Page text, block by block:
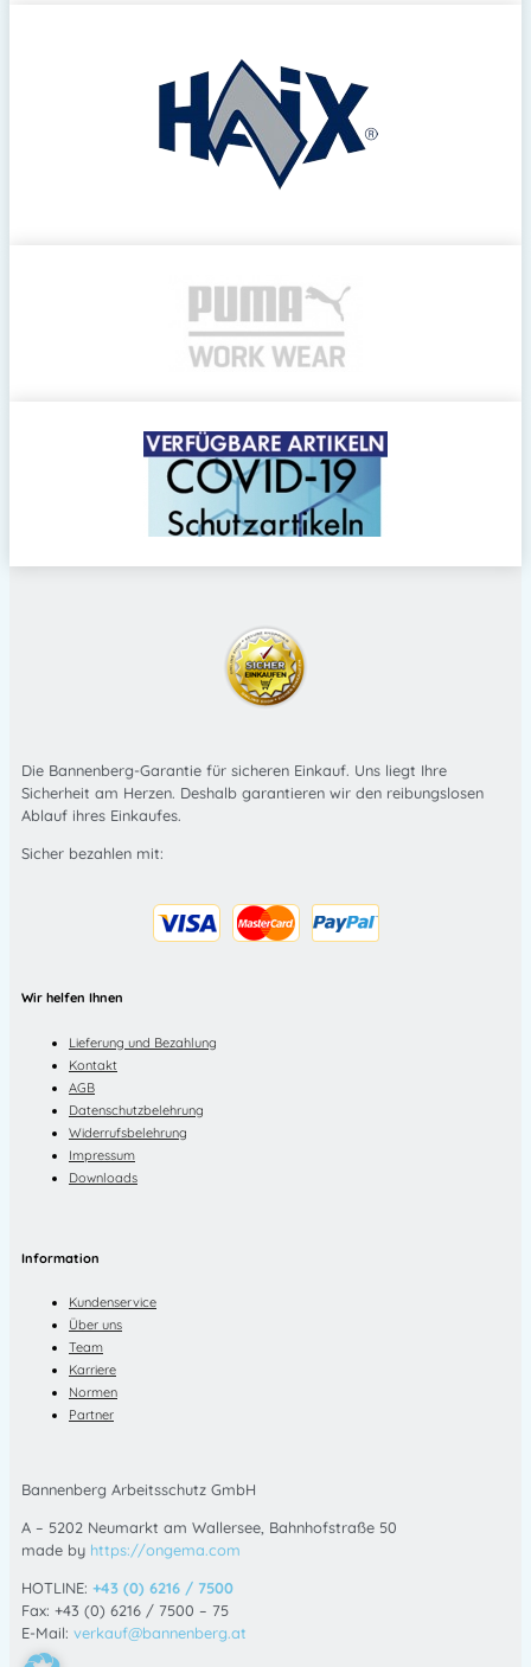
Die Bannenberg-Garantie für sicheren Einkauf. Uns liegt Ihre
Sicherheit am Herzen. Deshalb garantieren wir den reibungslosen
Ablauf ihres Einkaufes.
Sicher bezahlen mit:
Wir helfen Ihnen
Lieferung und Bezahlung
Kontakt
AGB
Datenschutzbelehrung
Widerrufsbelehrung
Impressum
Downloads
Information
Kundenservice
Über uns
Team
Karriere
Normen
Partner
Bannenberg Arbeitsschutz GmbH
A – 5202 Neumarkt am Wallersee, Bahnhofstraße 50
made by https://ongema.com
HOTLINE: +43 (0) 6216 / 7500
Fax: +43 (0) 6216 / 7500 – 75
E-Mail: verkauf@bannenberg.at